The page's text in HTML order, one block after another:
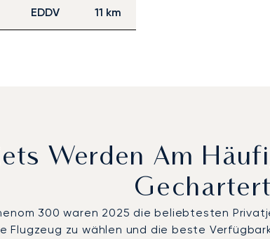
EDDV 11 km
Werden Am
300 waren 2025 die beliebtesten
Flugzeug zu wählen und die beste